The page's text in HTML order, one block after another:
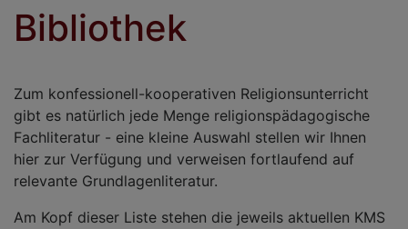
Bibliothek
Zum konfessionell-kooperativen Religionsunterricht
gibt es natürlich jede Menge religionspädagogische
Fachliteratur - eine kleine Auswahl stellen wir Ihnen
hier zur Verfügung und verweisen fortlaufend auf
relevante Grundlagenliteratur.
Am Kopf dieser Liste stehen die jeweils aktuellen KMS